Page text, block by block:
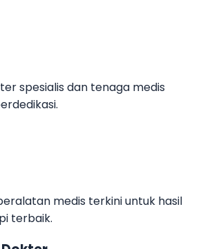
spesialis dan tenaga medis
medis terkini untuk hasil
terbaik.